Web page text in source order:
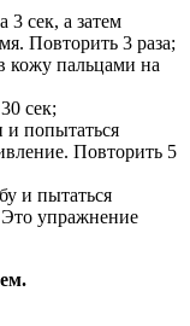
3 сек, а затем
Повторить 3 раза;
кожу пальцами на
сек;
и попытаться
Повторить 5
и пытаться
упражнение